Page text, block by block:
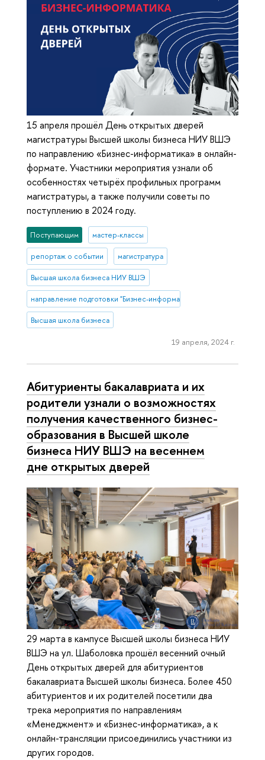
15 апреля прошёл День открытых дверей
магистратуры Высшей школы бизнеса НИУ ВШЭ
по направлению «Бизнес-информатика» в онлайн-
формате. Участники мероприятия узнали об
особенностях четырёх профильных программ
магистратуры, а также получили советы по
поступлению в 2024 году.
Поступающим мастер-классы
репортаж о событии магистратура
Высшая школа бизнеса НИУ ВШЭ
направление подготовки "Бизнес-информатика"
Высшая школа бизнеса
19 апреля, 2024 г.
Абитуриенты бакалавриата и их
родители узнали о возможностях
получения качественного бизнес-
образования в Высшей школе
бизнеса НИУ ВШЭ на весеннем
дне открытых дверей
29 марта в кампусе Высшей школы бизнеса НИУ
ВШЭ на ул. Шаболовка прошёл весенний очный
День открытых дверей для абитуриентов
бакалавриата Высшей школы бизнеса. Более 450
абитуриентов и их родителей посетили два
трека мероприятия по направлениям
«Менеджмент» и «Бизнес-информатика», а к
онлайн-трансляции присоединились участники из
других городов.